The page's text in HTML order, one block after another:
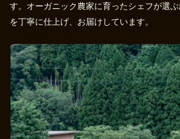
す。オーガニック農家に育ったシェフが選
を丁寧に仕上げ、お届けしています。